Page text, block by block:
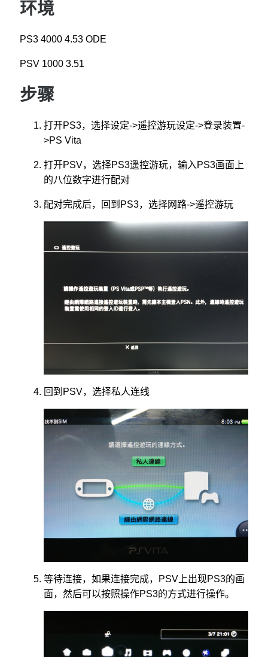
环境
PS3 4000 4.53 ODE
PSV 1000 3.51
步骤
打开PS3，选择设定->遥控游玩设定->登录装置-
>PS Vita
打开PSV，选择PS3遥控游玩，输入PS3画面上
的八位数字进行配对
配对完成后，回到PS3，选择网路->遥控游玩
回到PSV，选择私人连线
等待连接，如果连接完成，PSV上出现PS3的画
面，然后可以按照操作PS3的方式进行操作。